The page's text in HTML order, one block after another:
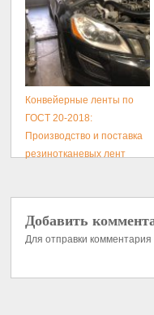
Конвейерные ленты по
ГОСТ 20-2018:
Производство и поставка
резинотканевых лент
Добавить
Для отправки